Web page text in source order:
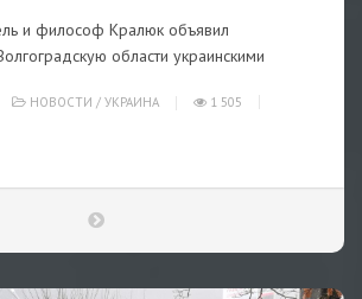
и философ Кралюк объявил
области украинскими
НОВОСТИ / УКРАИНА
1 505